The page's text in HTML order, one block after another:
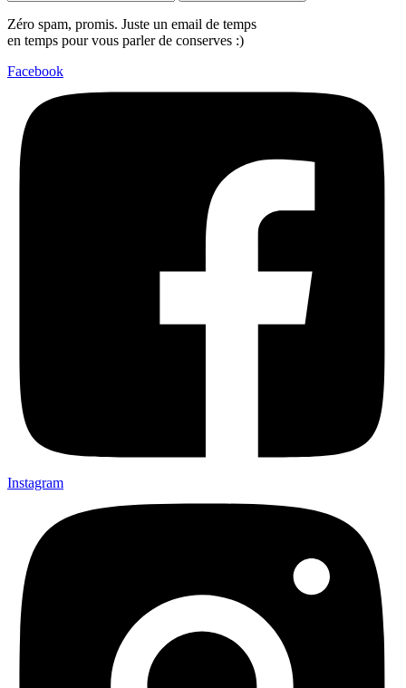
Zéro spam, promis. Juste un email de temps
en temps pour vous parler de conserves :)
Facebook
Instagram